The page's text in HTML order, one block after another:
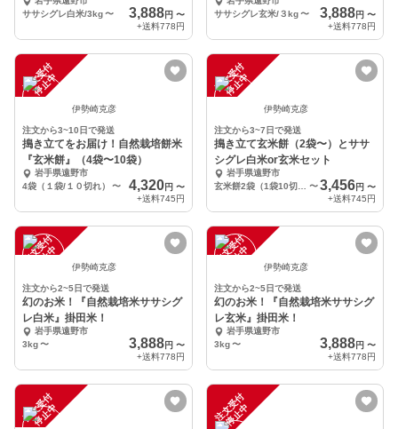
ササシグレ白米/3kg〜 3,888円 〜
+送料778円
ササシグレ玄米/３kg 〜 3,888円 〜
+送料778円
注
文
受
付
停
止
中
伊勢崎克彦
注文から3~10日で発送
搗き立てをお届け！自然栽培餅米
『玄米餅』（4袋〜10袋）
岩手県遠野市
4袋（１袋/１０切れ）
〜 4,320円 〜
+送料745円
注
文
受
付
停
止
中
伊勢崎克彦
注文から3~7日で発送
搗き立て玄米餅（2袋〜）とササ
シグレ白米or玄米セット
岩手県遠野市
〜3,456円 〜
+送料745円
注
文
受
付
停
止
中 伊勢崎克彦
注文から2~5日で発送
幻のお米！『自然栽培米ササシグ
レ白米』掛田米！
岩手県遠野市
3kg〜 3,888円 〜
+送料778円
注
文
受
付
停
止
中 伊勢崎克彦
注文から2~5日で発送
幻のお米！『自然栽培米ササシグ
レ玄米』掛田米！
岩手県遠野市
3kg 〜 3,888円 〜
+送料778円
注
文
受
付
停
止
中 注
文
受
付
停
止
中